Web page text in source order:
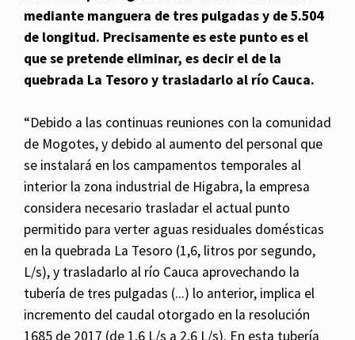
mediante manguera de tres pulgadas y de 5.504
de longitud. Precisamente es este punto es el
que se pretende eliminar, es decir el de la
quebrada La Tesoro y trasladarlo al río Cauca.
“Debido a las continuas reuniones con la comunidad
de Mogotes, y debido al aumento del personal que
se instalará en los campamentos temporales al
interior la zona industrial de Higabra, la empresa
considera necesario trasladar el actual punto
permitido para verter aguas residuales domésticas
en la quebrada La Tesoro (1,6, litros por segundo,
L/s), y trasladarlo al río Cauca aprovechando la
tubería de tres pulgadas (...) lo anterior, implica el
incremento del caudal otorgado en la resolución
1685 de 2017 (de 1,6 L/s a 2,6 L/s). En esta tubería